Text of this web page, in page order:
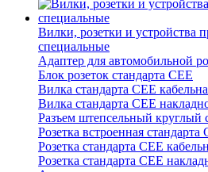
Вилки, розетки и устройства
специальные
Адаптер для автомобильной
Блок розеток стандарта CEE
Вилка стандарта CEE
Вилка стандарта CEE
Разъем штепсельный круглый
Розетка встроенная стандарта
Розетка стандарта СЕЕ
Розетка стандарта СЕЕ